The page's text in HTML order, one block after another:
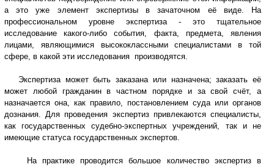
а это уже элемент экспертизы в зачаточном её виде. На
профессиональном уровне экспертиза - это тщательное
исследование какого-либо события, факта, предмета, явления
лицами, являющимися высококлассными специалистами в той
сфере, в какой эти исследования производятся.
Экспертиза может быть заказана или назначена; заказать её
может любой гражданин в частном порядке и за свой счёт, а
назначается она, как правило, постановлением суда или органов
дознания. Для проведения экспертиз привлекаются специалисты,
как государственных судебно-экспертных учреждений, так и не
имеющие статуса государственных экспертов.
На практике проводится большое количество экспертиз в